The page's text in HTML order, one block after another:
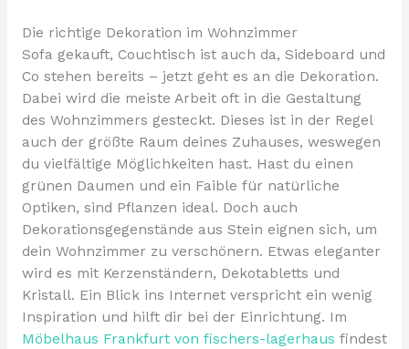
Die richtige Dekoration im Wohnzimmer
Sofa gekauft, Couchtisch ist auch da, Sideboard und
Co stehen bereits – jetzt geht es an die Dekoration.
Dabei wird die meiste Arbeit oft in die Gestaltung
des Wohnzimmers gesteckt. Dieses ist in der Regel
auch der größte Raum deines Zuhauses, weswegen
du vielfältige Möglichkeiten hast. Hast du einen
grünen Daumen und ein Faible für natürliche
Optiken, sind Pflanzen ideal. Doch auch
Dekorationsgegenstände aus Stein eignen sich, um
dein Wohnzimmer zu verschönern. Etwas eleganter
wird es mit Kerzenständern, Dekotabletts und
Kristall. Ein Blick ins Internet verspricht ein wenig
Inspiration und hilft dir bei der Einrichtung. Im
Möbelhaus Frankfurt von fischers-lagerhaus findest